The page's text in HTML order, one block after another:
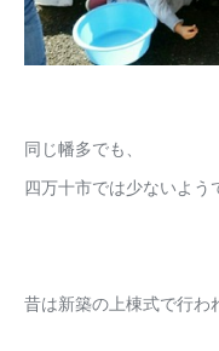
同じ幡多でも、
四万十市では少ないよう
昔は新築の上棟式で行わ